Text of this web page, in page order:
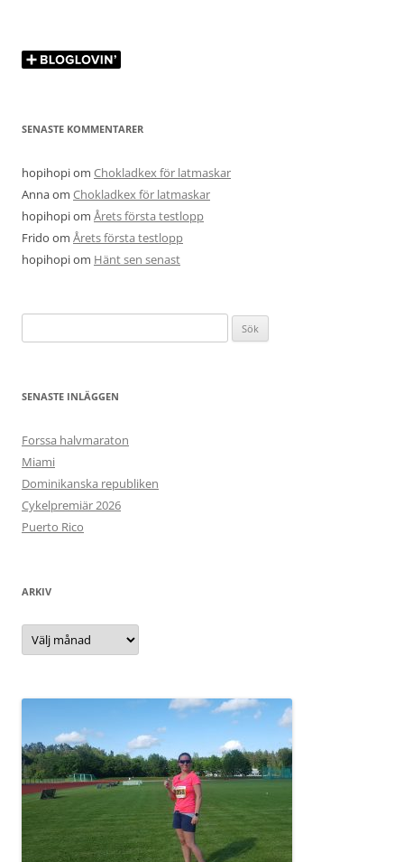
SENASTE KOMMENTARER
hopihopiom Chokladkex för latmaskar
Annaom Chokladkex för latmaskar
hopihopiom Årets första testlopp
Frido om Årets första testlopp
hopihopiom Hänt sen senast
efter:
SENASTE INLÄGGEN
Forssa halvmaraton
Miami
Dominikanska republiken
Cykelpremiär 2026
Puerto Rico
ARKIV
Arkiv